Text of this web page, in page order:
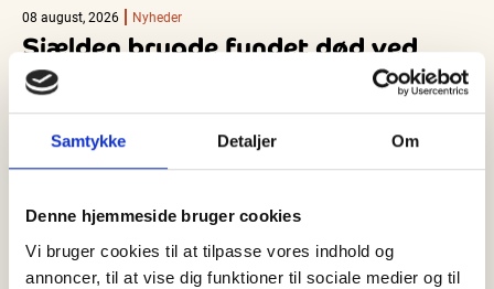
Samtykke Detaljer Om
Denne hjemmeside bruger cookies
Vi bruger cookies til at tilpasse vores indhold og
annoncer, til at vise dig funktioner til sociale medier og til
08 august, 2026 Nyheder
Sjælden brugde fundet død ved
Ålbæk – skal undersøges af
Nordsøen Oceanarium
Lørdag den 8. august blev den brugde, som siden torsdag har
været observeret ved Ålbæk i Nordjylland, fundet død cirka…